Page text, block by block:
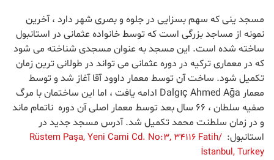
مسجد ینی که سهم بسزایی در جلوه و بصری شهر دارد ، آخرین
نمونه از مساجد بزرگی است که توسط خانواده عثمانی در استانبول
ساخته شده است. این مسجد به عنوان مسجدی شناخته می شود
که در معماری ترکیه در دوره عثمانی می تواند در طولانی ترین زمان
تکمیل شود. ساخت آن توسط معمار داوود آقا آغاز شد و توسط
معمار Dalgıç Ahmed Ağa ادامه یافت ، اما این ساختمان با مرگ
صفیه سلطان ، ۶۶ سال بعد توسط معمار اصلی آن دوره ناتمام ماند
و در زمان سلطنت محمد تکمیل شد. آدرس مسجد جدید در
استانبول: Rüstem Paşa, Yeni Cami Cd. No:3, 34116 Fatih/
İstanbul, Turkey